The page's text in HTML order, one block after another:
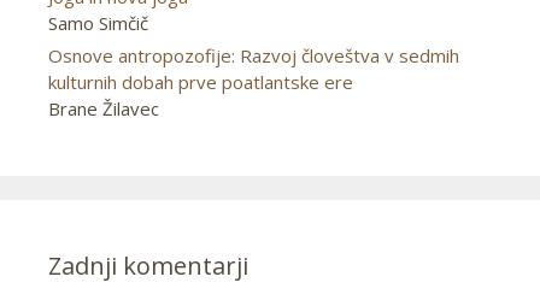
Samo Simčič
Osnove antropozofije: Razvoj človeštva v sedmih
kulturnih dobah prve poatlantske ere
Brane Žilavec
Zadnji komentarji